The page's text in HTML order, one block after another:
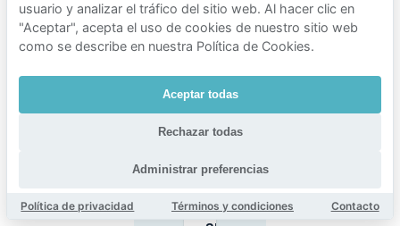
¿Hay
espacios de
aparcamiento
especiales
(como plazas
solo para
vehículos
garantizar
usuario y analizar el tráfico del sitio web. Al hacer clic en
"Aceptar", acepta el uso de cookies de nuestro sitio web
como se describe en nuestra Política de Cookies.
Aceptar todas
Rechazar todas
Administrar preferencias
Política de privacidad Términos y condiciones Contacto